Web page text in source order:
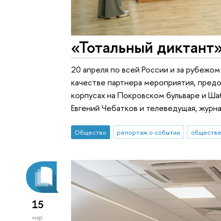
«Тотальный
20 апреля по всей России и за
качестве партнера мероприятия,
корпусах на Покровском бульваре и
Евгений Чебатков и телеведущая,
Общество репортаж о событии
15
мар